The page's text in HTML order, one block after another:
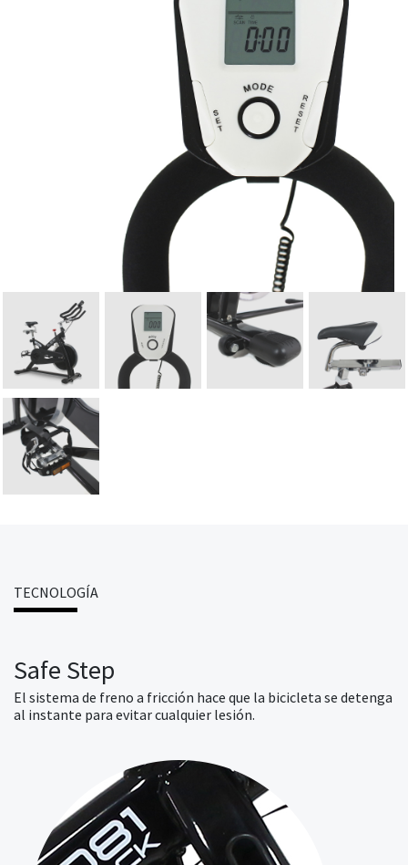
TECNOLOGÍA
Safe Step
El sistema de freno a fricción hace que la bicicleta se detenga
al instante para evitar cualquier lesión.